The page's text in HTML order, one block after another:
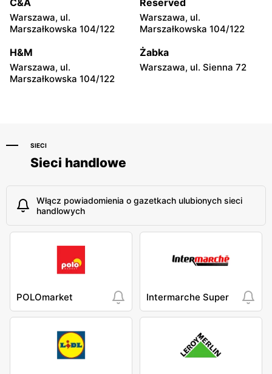
Lewiatan
Warszawa, ul. Sándora
Lewiatan
Warszawa, ul. Wrzeciono
Lewiatan
Warszawa, ul. Antoniego
Lewiatan
Warszawa, ul.
Marszałkowska 104/122
Warszawa, ul.
Marszałkowska 104/122
H&M
Warszawa, ul.
Marszałkowska 104/122
Żabka
Warszawa, ul. Sienna 72
SIECI
Sieci handlowe
Włącz powiadomienia o gazetkach ulubionych sieci
handlowych
POLOmarket Intermarche Super